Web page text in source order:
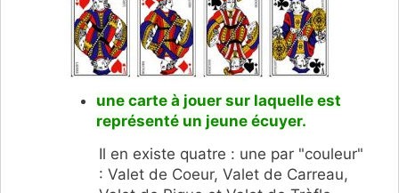
une carte à jouer sur laquelle est
représenté un jeune écuyer.
Il en existe quatre : une par "couleur"
: Valet de Coeur, Valet de Carreau,